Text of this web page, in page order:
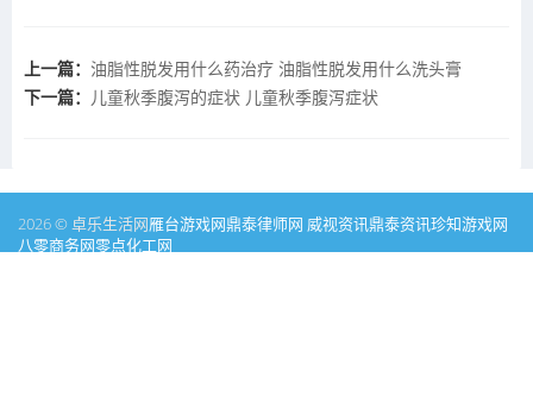
上一篇： 油脂性脱发用什么药治疗 油脂性脱发用什么洗头膏
下一篇： 儿童秋季腹泻的症状 儿童秋季腹泻症状
2026 © 卓乐生活网雁台游戏网鼎泰律师网 威视资讯鼎泰资讯珍知游戏网
八零商务网零点化工网